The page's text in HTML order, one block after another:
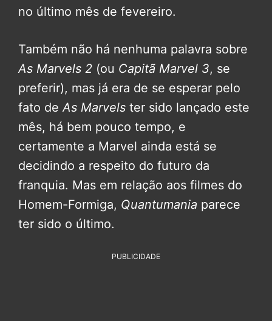
no último mês de fevereiro.
Também não há nenhuma palavra sobre
As Marvels 2 (ou Capitã Marvel 3, se
preferir), mas já era de se esperar pelo
fato deAs Marvels ter sido lançado este
mês, há bem pouco tempo, e
certamente a Marvel ainda está se
decidindo a respeito do futuro da
franquia. Mas em relação aos filmes do
Homem-Formiga, Quantumania parece
ter sido o último.
PUBLICIDADE